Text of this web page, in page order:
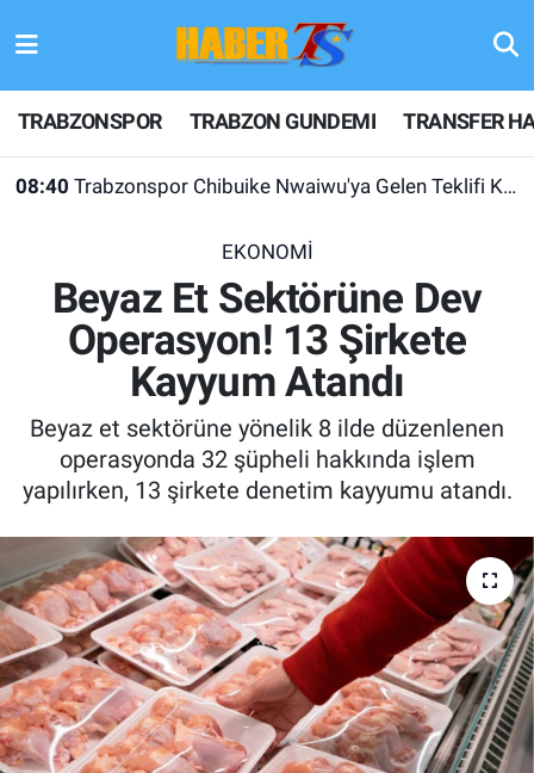
TRABZONSPOR TRABZON GUNDEMI TRANSFER
08:40 Trabzonspor Chibuike Nwaiwu'ya Gelen Teklifi Kabul Etmedi!
EKONOMİ
Beyaz Et Sektörüne Dev
Operasyon! 13 Şirkete
Kayyum Atandı
Beyaz et sektörüne yönelik 8 ilde düzenlenen
operasyonda 32 şüpheli hakkında işlem
yapılırken, 13 şirkete denetim kayyumu atandı.
TRABZONSPOR
TRABZON GUNDEMI
KULİS MEYDANI
1461 TRABZON
FUTBOL
TV VE SİNEMA
BASKETBOL
SAĞLIK
GENEL
Hava Durumu
Trafik Durumu
Son Dakika Haberleri
Haber Arşivi